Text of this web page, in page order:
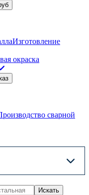
Изготовление
окраска
сварной
Искать